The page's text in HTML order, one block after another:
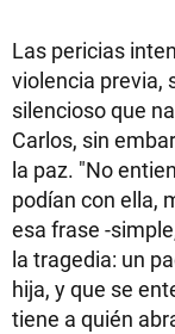
Las pericias
violencia previa,
silencioso que
Carlos, sin
la paz. "No
podían con ella,
esa frase -
la tragedia: un
hija, y que se
tiene a quién